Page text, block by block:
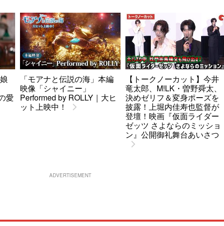
愛
「モアナと伝説の海」本編
映像「シャイニー」
Performed by ROLLY｜大ヒ
ット上映中！
【トークノーカット】今井
竜太郎、M!LK・曽野舜太、
決めゼリフ＆変身ポーズを
披露！上堀内佳寿也監督が
登壇！映画『仮面ライダー
ゼッツ さよならのミッショ
ン』公開御礼舞台あいさつ
ADVERTISEMENT